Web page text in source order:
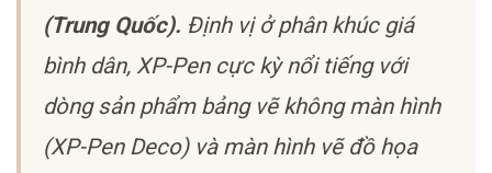
(Trung Quốc). Định vị ở phân khúc giá
bình dân, XP-Pen cực kỳ nổi tiếng với
dòng sản phẩm bảng vẽ không màn hình
(XP-Pen Deco) và màn hình vẽ đồ họa